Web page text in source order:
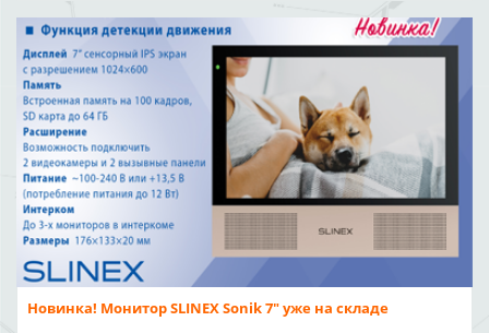
Новинка! Монитор SLINEX Sonik 7" уже на складе